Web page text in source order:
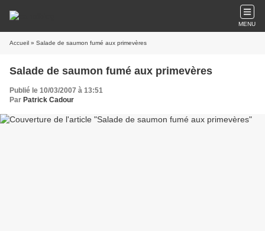
MENU
Accueil » Salade de saumon fumé aux primevères
Salade de saumon fumé aux primevères
Publié le 10/03/2007 à 13:51
Par Patrick Cadour